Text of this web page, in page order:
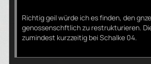
Richtig geil würde ich es finden, den
genossenschftlich zu restrukturieren.
zumindest kurzzeitig bei Schalke 04.